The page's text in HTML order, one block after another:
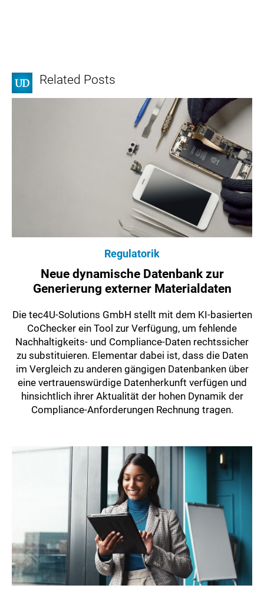
Related Posts
Regulatorik
Neue dynamische Datenbank zur
Generierung externer Materialdaten
Die tec4U-Solutions GmbH stellt mit dem KI-basierten
CoChecker ein Tool zur Verfügung, um fehlende
Nachhaltigkeits- und Compliance-Daten rechtssicher
zu substituieren. Elementar dabei ist, dass die Daten
im Vergleich zu anderen gängigen Datenbanken über
eine vertrauenswürdige Datenherkunft verfügen und
hinsichtlich ihrer Aktualität der hohen Dynamik der
Compliance-Anforderungen Rechnung tragen.